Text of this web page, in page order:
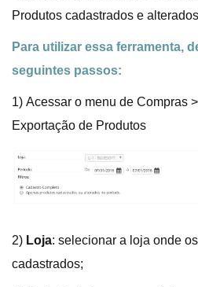
Produtos cadastrados e
Para utilizar essa ferramenta,
seguintes passos:
1) Acessar o menu de Compras
Exportação de Produtos
2) Loja: selecionar a loja onde
cadastrados;